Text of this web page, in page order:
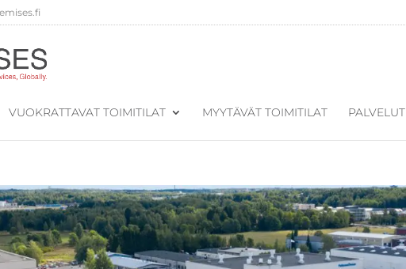
VUOKRATTAVAT TOIMITILAT MYYTÄVÄT TOIMITILAT PALVELUT